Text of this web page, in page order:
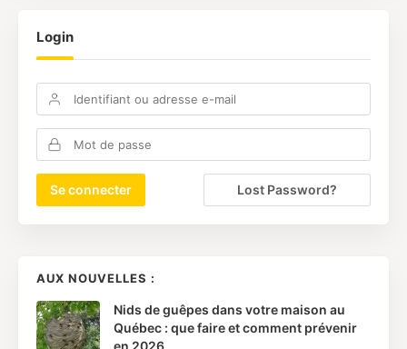
Login
Lost Password?
AUX NOUVELLES :
Nids de guêpes dans votre maison au
Québec : que faire et comment prévenir
en 2026